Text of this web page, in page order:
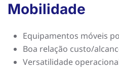
Mobilidade
Equipamentos móveis
Boa relação custo/
Versatilidade